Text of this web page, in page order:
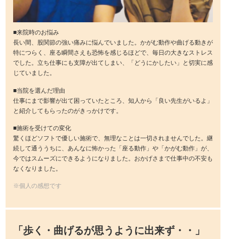
■来院時のお悩み
長い間、股関節の強い痛みに悩んでいました。かがむ動作や曲げる動きが
特につらく、座る瞬間さえも恐怖を感じるほどで、毎日の大きなストレス
でした。立ち仕事にも支障が出てしまい、「どうにかしたい」と切実に感
じていました。
■当院を選んだ理由
仕事にまで影響が出て困っていたところ、知人から「良い先生がいるよ」
と紹介してもらったのがきっかけです。
■施術を受けての変化
驚くほどソフトで優しい施術で、無理なことは一切されませんでした。継
続して通ううちに、あんなに怖かった「座る動作」や「かがむ動作」が、
今ではスムーズにできるようになりました。おかげさまで仕事中の不安も
なくなりました。
※個人の感想です
「歩く・曲げるが思うように出来ず・・」